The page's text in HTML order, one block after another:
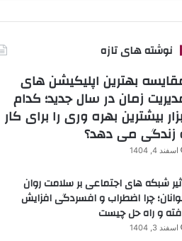
نوشته های تازه
بهترین اپلیکیشن های
زمان در سال جدید؛ کدام
بیشترین بهره وری را برای کار
زندگی می دهد؟
اسفند 4, 1404
شبکه های اجتماعی بر سلامت روان
چرا اضطراب و افسردگی افزایش
و راه حل چیست
اسفند 3, 1404